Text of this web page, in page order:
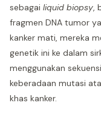
sebagai liquid biopsy,
fragmen DNA tumor
kanker mati, mereka
genetik ini ke dalam
menggunakan
keberadaan mutasi
khas kanker.